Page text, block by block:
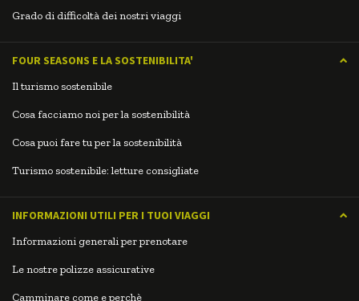
Grado di difficoltà dei nostri viaggi
FOUR SEASONS E LA SOSTENIBILITA'
Il turismo sostenibile
Cosa facciamo noi per la sostenibilità
Cosa puoi fare tu per la sostenibilità
Turismo sostenibile: letture consigliate
INFORMAZIONI UTILI PER I TUOI VIAGGI
Informazioni generali per prenotare
Le nostre polizze assicurative
Camminare come e perchè